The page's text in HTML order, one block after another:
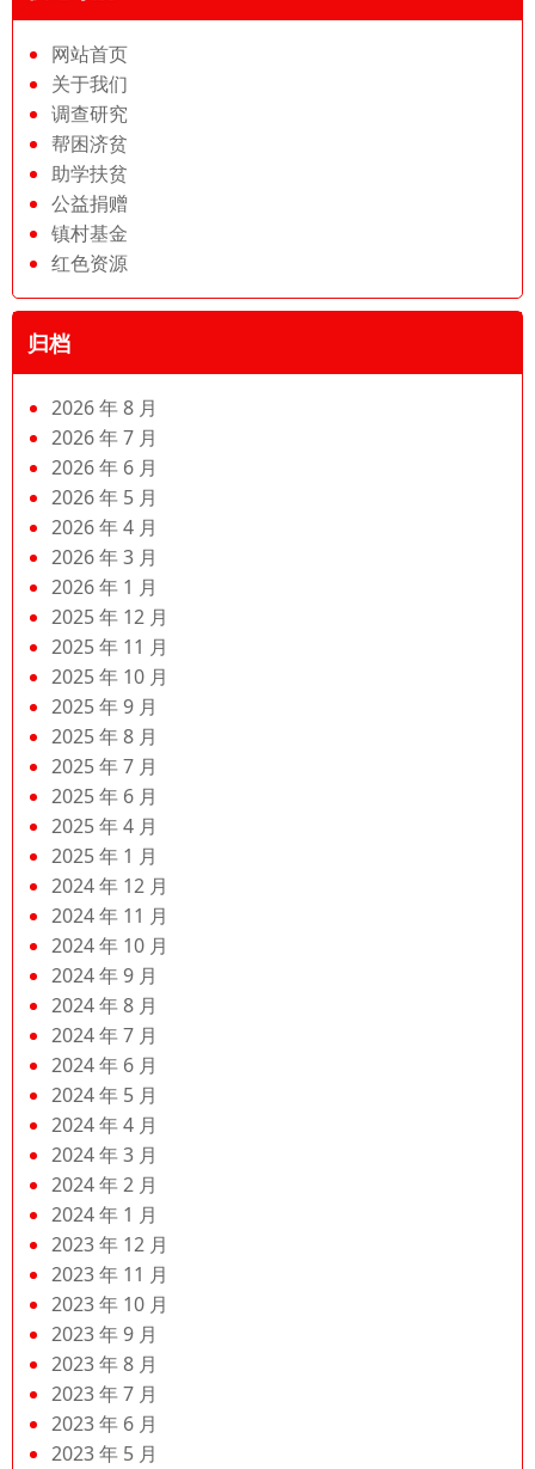
网站首页
关于我们
调查研究
帮困济贫
助学扶贫
公益捐赠
镇村基金
红色资源
归档
2026 年 8 月
2026 年 7 月
2026 年 6 月
2026 年 5 月
2026 年 4 月
2026 年 3 月
2026 年 1 月
2025 年 12 月
2025 年 11 月
2025 年 10 月
2025 年 9 月
2025 年 8 月
2025 年 7 月
2025 年 6 月
2025 年 4 月
2025 年 1 月
2024 年 12 月
2024 年 11 月
2024 年 10 月
2024 年 9 月
2024 年 8 月
2024 年 7 月
2024 年 6 月
2024 年 5 月
2024 年 4 月
2024 年 3 月
2024 年 2 月
2024 年 1 月
2023 年 12 月
2023 年 11 月
2023 年 10 月
2023 年 9 月
2023 年 8 月
2023 年 7 月
2023 年 6 月
2023 年 5 月